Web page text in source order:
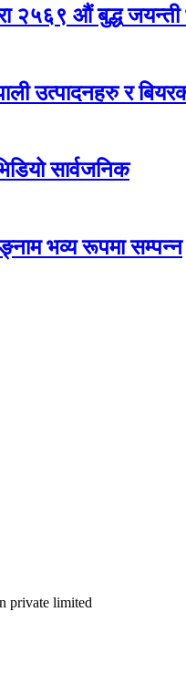
२५६९ औं बुद्ध
उत्पादनहरु र
सार्वजनिक
भव्य रूपमा सम्पन्न
private limited